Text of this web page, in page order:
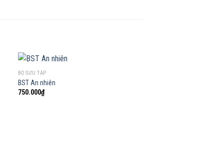
BỘ SƯU TẬP
BST An nhiên
750.000₫